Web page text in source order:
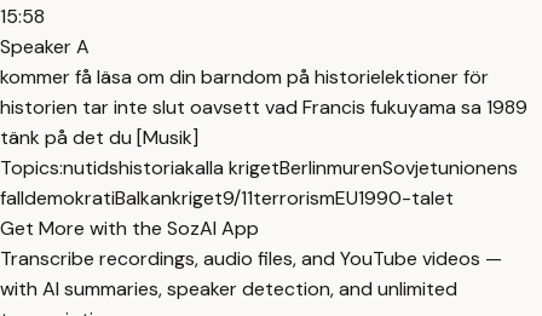
15:58
Speaker A
kommer få läsa om din barndom på historielektioner för
historien tar inte slut oavsett vad Francis fukuyama sa 1989
tänk på det du [Musik]
Topics:nutidshistoriakalla krigetBerlinmurenSovjetunionens
falldemokratiBalkankriget9/11terrorismEU1990-talet
Get More with the SozAI App
Transcribe recordings, audio files, and YouTube videos —
with AI summaries, speaker detection, and unlimited